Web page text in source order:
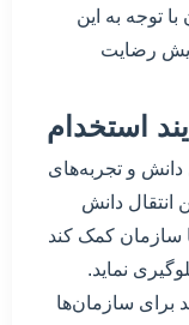
توجه به این
رضایت
استخدام
دانش و تجربه‌های
انتقال دانش
سازمان کمک کند
نماید.
برای سازمان‌ها